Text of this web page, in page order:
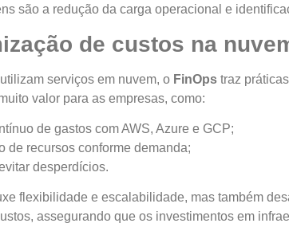
são a redução da carga operacional e
de custos na
serviços em nuvem, o FinOps traz
valor para as empresas, como:
de gastos com AWS, Azure e GCP;
de recursos conforme demanda;
desperdícios.
flexibilidade e escalabilidade, mas também
assegurando que os investimentos em